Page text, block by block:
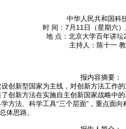
中华人民共和国科
时 间：7月11日（星期六
地 点：北京大学百年讲坛
主持人：陈十一
报内容摘要：
创新型国家为主线，对创新方法工作
创新方法在实施自主创新国家战略中
方法、科学工具“三个层面”，重点面
体思路。